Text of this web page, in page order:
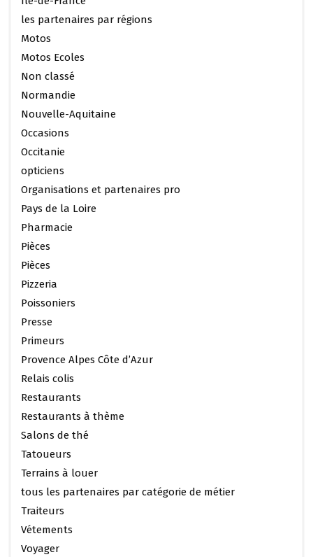
les partenaires par régions
Motos
Motos Ecoles
Non classé
Normandie
Nouvelle-Aquitaine
Occasions
Occitanie
opticiens
Organisations et partenaires pro
Pays de la Loire
Pharmacie
Pièces
Pièces
Pizzeria
Poissoniers
Presse
Primeurs
Provence Alpes Côte d’Azur
Relais colis
Restaurants
Restaurants à thème
Salons de thé
Tatoueurs
Terrains à louer
tous les partenaires par catégorie de métier
Traiteurs
Vétements
Voyager